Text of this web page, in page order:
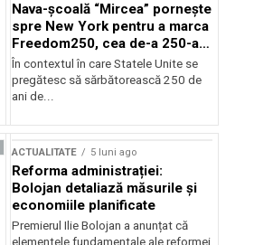
Nava-școală “Mircea” pornește
spre New York pentru a marca
Freedom250, cea de-a 250-a
aniversare a Statelor Unite
În contextul în care Statele Unite se
pregătesc să sărbătorească 250 de
ani de...
ACTUALITATE 5 luni ago
Reforma administrației:
Bolojan detaliază măsurile și
economiile planificate
Premierul Ilie Bolojan a anunțat că
elementele fundamentale ale reformei